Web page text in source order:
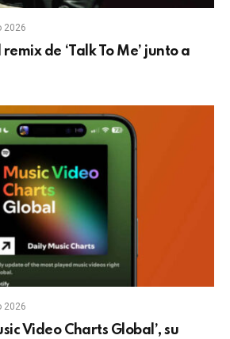
2026
de ‘Talk To Me’ junto a
2026
Video Charts Global’, su